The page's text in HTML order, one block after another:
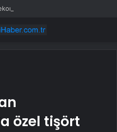
özel tişört